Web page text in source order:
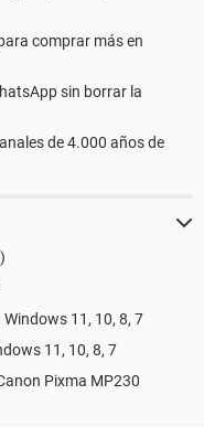
comprar más en
sin borrar la
de 4.000 años de
11, 10, 8, 7
11, 10, 8, 7
Pixma MP230